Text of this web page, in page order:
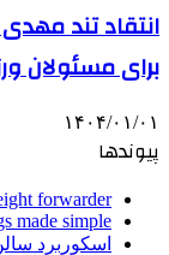
انتقاد تند
برای مسئولان
۱۴۰۴/۰۱/۰۱
پیوندها
forwarder
made simple
اسکوربرد